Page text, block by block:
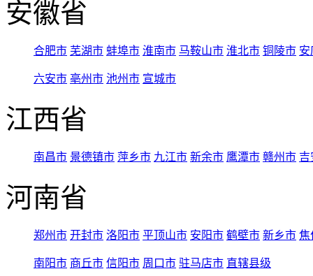
安徽省
合肥市 芜湖市 蚌埠市 淮南市 马鞍山市 淮北市 铜陵市 安
六安市 亳州市 池州市 宣城市
江西省
南昌市 景德镇市 萍乡市 九江市 新余市 鹰潭市 赣州市 吉
河南省
郑州市 开封市 洛阳市 平顶山市 安阳市 鹤壁市 新乡市 焦
南阳市 商丘市 信阳市 周口市 驻马店市 直辖县级